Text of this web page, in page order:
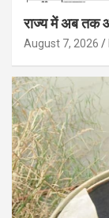
राज्य में अब तक
August 7, 2026